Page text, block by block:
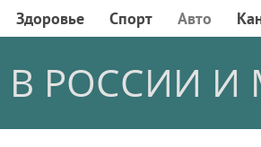
Здоровье Спорт Авто
В РОССИИ И